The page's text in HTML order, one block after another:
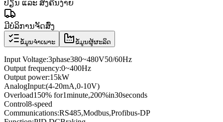
ປ່ຽນ ແລະ ສົ່ງຄືນງ່າຍ
ມີບໍລິການຈັດສົ່ງ
ຂໍ້ມູນຈຳເພາະ ຂໍ້ມູນຜູ້ຜະລິດ
Input Voltage:3phase380~480V50/60Hz
Output frequency:0~400Hz
Output power:15kW
AnalogInput:(4-20mA,0-10V)
Overload150% for1minute,200%in30seconds
Control8-speed
Communications:RS485,Modbus,Profibus-DP